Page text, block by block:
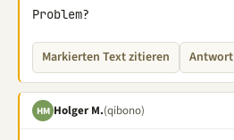
Problem?
Markierten Text zitieren Antwort
HM Holger M.(qibono)